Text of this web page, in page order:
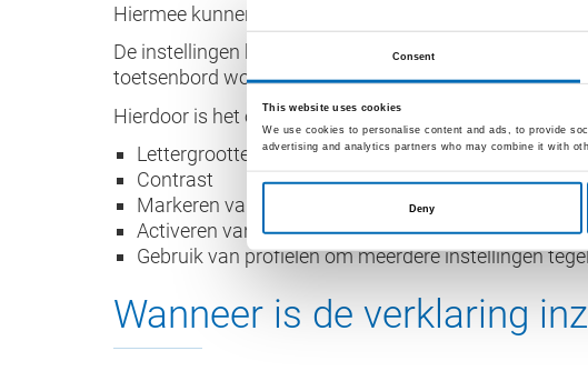
Consent
This website uses cookies
We use cookies to personalise content and ads, to provide
advertising and analytics partners who may combine it with
Deny
Hiermee kunnen gebruikers onze website aanpassen
De instellingen kunnen worden opgeroepen via het
toetsenbord worden bediend.
Hierdoor is het onder andere mogelijk om de volgende
Lettergrootte
Contrast
Markeren van links
Activeren van een schermlezer
Gebruik van profielen om meerdere instellingen
Wanneer is de verklaring